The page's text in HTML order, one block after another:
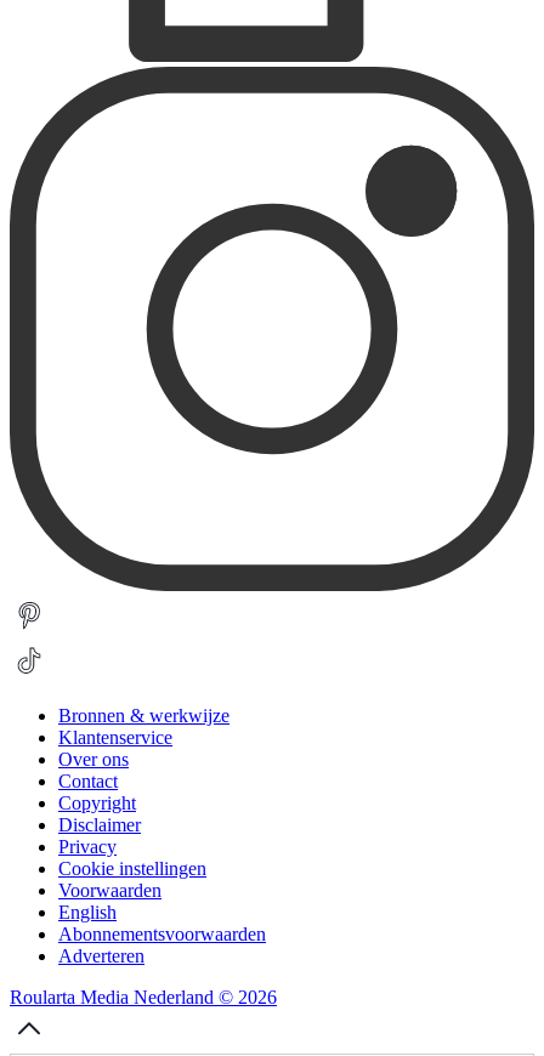
Bronnen & werkwijze
Klantenservice
Over ons
Contact
Copyright
Disclaimer
Privacy
Cookie instellingen
Voorwaarden
English
Abonnementsvoorwaarden
Adverteren
Roularta Media Nederland © 2026